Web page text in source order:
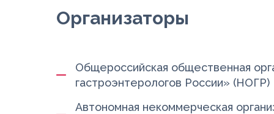
Организаторы
Общероссийская общественная
гастроэнтерологов России» (НОГР)
Автономная некоммерческая